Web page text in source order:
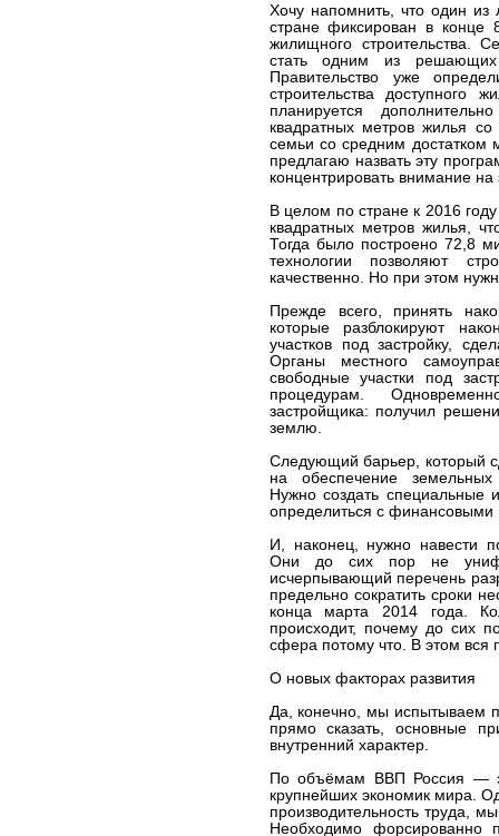
Хочу напомнить, что один из
стране фиксирован в конце
жилищного строительства.
стать одним из решающих
Правительство уже
строительства
планируется
квадратных метров жилья
семьи со средним достатком
предлагаю назвать эту
концентрировать внимание
В целом по стране к 2016
квадратных метров жилья,
Тогда было построено 72,8
технологии позволяют
качественно. Но при этом
Прежде всего, принять
которые разблокируют
участков под застройку,
Органы местного
свободные участки под
процедурам.
застройщика: получил
землю.
Следующий барьер, который
на обеспечение земельных
Нужно создать специальные
определиться с
И, наконец, нужно навести
Они до сих пор не
исчерпывающий перечень
предельно сократить сроки
конца марта 2014 года.
происходит, почему до сих
сфера потому что. В этом вся
О новых факторах развития
Да, конечно, мы испытываем
прямо сказать, основные
внутренний характер.
По объёмам ВВП Россия —
крупнейших экономик мира.
производительность труда,
Необходимо форсированно